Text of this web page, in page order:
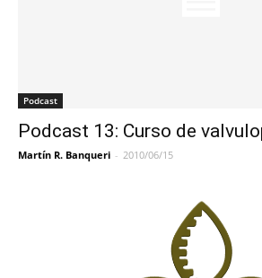
Podcast
Podcast 13: Curso de
Martín R. Banqueri - 2010/06/15